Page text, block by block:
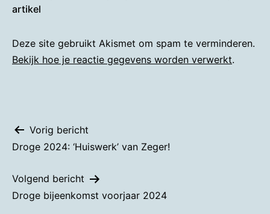
artikel
Deze site gebruikt Akismet om spam te verminderen.
Bekijk hoe je reactie gegevens worden verwerkt.
Bericht
navigatie
Vorig bericht
Droge 2024: ‘Huiswerk’ van Zeger!
Volgend bericht
Droge bijeenkomst voorjaar 2024